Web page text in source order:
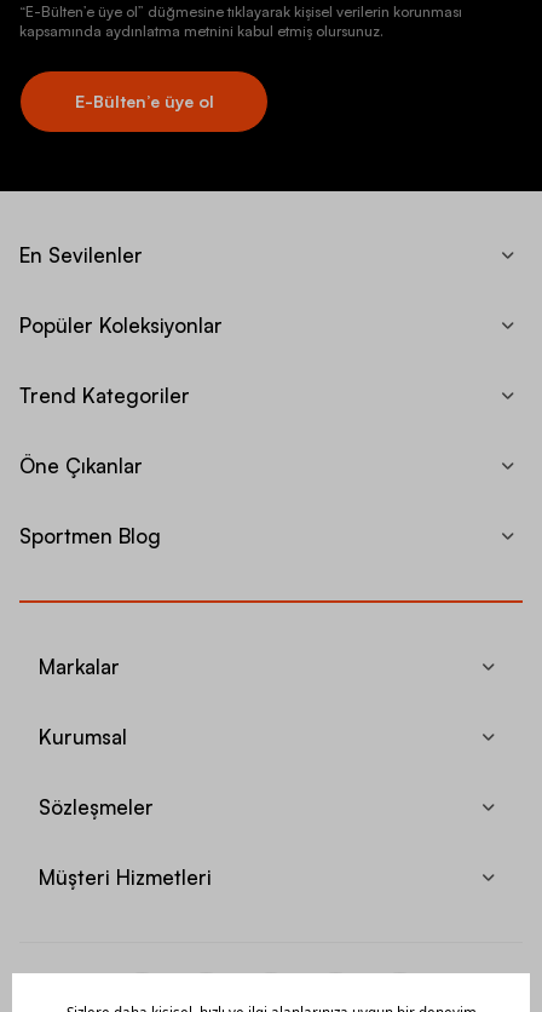
“E-Bülten’e üye ol” düğmesine tıklayarak kişisel verilerin korunması
kapsamında aydınlatma metnini kabul etmiş olursunuz.
E-Bülten’e üye ol
En Sevilenler
Popüler Koleksiyonlar
Trend Kategoriler
Öne Çıkanlar
Sportmen Blog
Markalar
Kurumsal
Sözleşmeler
Müşteri Hizmetleri